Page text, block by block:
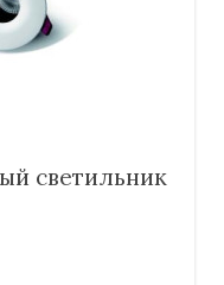
светильник